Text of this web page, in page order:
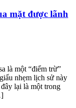
mặt được lãnh
là một “điểm trừ”
nhẹm lịch sử này
lại là một trong